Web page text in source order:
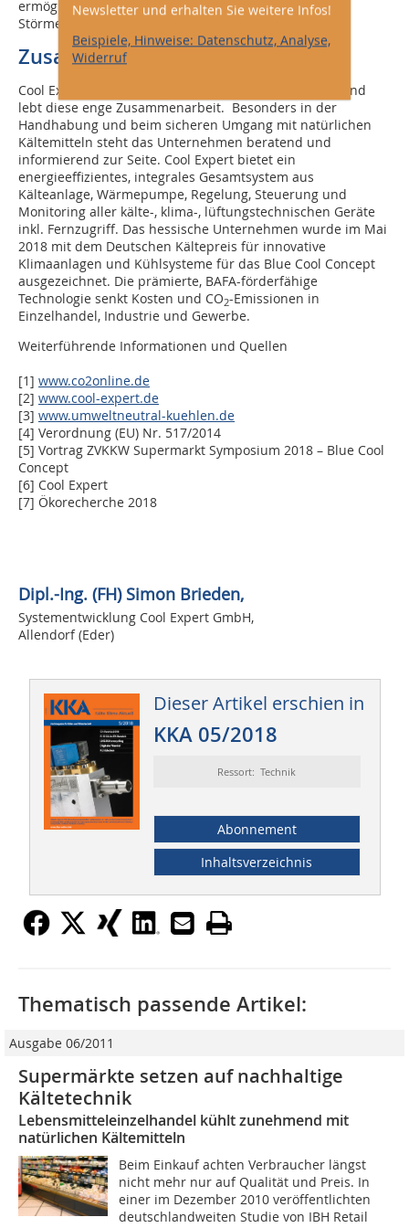
ermöglichen so ein sehr detailliertes
Störmeldemanagement.
Zusammenarbeit
Cool Expert versteht sich als Partner des Handwerks und
lebt diese enge Zusammenarbeit. Besonders in der
Handhabung und beim sicheren Umgang mit natürlichen
Kältemitteln steht das Unternehmen beratend und
informierend zur Seite. Cool Expert bietet ein
energieeffizientes, integrales Gesamtsystem aus
Kälteanlage, Wärmepumpe, Regelung, Steuerung und
Monitoring aller kälte-, klima-, lüftungstechnischen Geräte
inkl. Fernzugriff. Das hessische Unternehmen wurde im Mai
2018 mit dem Deutschen Kältepreis für innovative
Klimaanlagen und Kühlsysteme für das Blue Cool Concept
ausgezeichnet. Die prämierte, BAFA-förderfähige
Technologie senkt Kosten und CO2-Emissionen in
Einzelhandel, Industrie und Gewerbe.
Weiterführende Informationen und Quellen
[1] www.co2online.de
[2] www.cool-expert.de
[3] www.umweltneutral-kuehlen.de
[4] Verordnung (EU) Nr. 517/2014
[5] Vortrag ZVKKW Supermarkt Symposium 2018 – Blue Cool
Concept
[6] Cool Expert
[7] Ökorecherche 2018
Dipl.-Ing. (FH) Simon Brieden,
Systementwicklung Cool Expert GmbH,
Allendorf (Eder)
Dieser Artikel erschien in
KKA 05/2018
Ressort: Technik
Abonnement
Inhaltsverzeichnis
Newsletter und erhalten Sie weitere Infos!
Beispiele, Hinweise: Datenschutz, Analyse,
Widerruf
Thematisch passende Artikel:
Ausgabe 06/2011
Supermärkte setzen auf nachhaltige
Kältetechnik
Lebensmitteleinzelhandel kühlt zunehmend mit
natürlichen Kältemitteln
Beim Einkauf achten Verbraucher längst
nicht mehr nur auf Qualität und Preis. In
einer im Dezember 2010 veröffentlichten
deutschlandweiten Studie von IBH Retail